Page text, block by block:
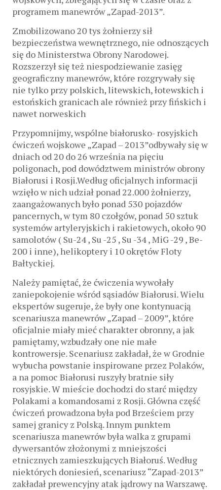
programem manewrów „Zapad-2013”.
Zmobilizowano 20 tys żołnierzy sił
bezpieczeństwa wewnętrznego, nie odnoszących
się do Ministerstwa Obrony Narodowej.
Rozszerzył się też niespodziewanie zasięg
geograficzny manewrów, które rozgrywały się
nie tylko przy polskich, litewskich, łotewskich i
estońskich granicach ale również przy fińskich i
nawet norweskich
Przypomnijmy, wspólne białorusko- rosyjskich
ćwiczeń wojskowe „Zapad – 2013”odbywały się w
dniach od 20 do 26 września na pięciu
poligonach, pod dowództwem ministrów obrony
Białorusi i Rosji.Według oficjalnych informacji
wzięło w nich udział ponad 22.000 żołnierzy,
zaangażowanych było ponad 530 pojazdów
pancernych, w tym 80 czołgów, ponad 50 sztuk
systemów artyleryjskich i rakietowych, około 90
samolotów ( Su-24 , Su -25 , Su -34 , MiG -29 , Be-
200 i inne), helikoptery i 10 okrętów Floty
Bałtyckiej.
Należy pamiętać, że ćwiczenia wywołały
zaniepokojenie wśród sąsiadów Białorusi. Wielu
ekspertów sugeruje, że były one kontynuacją
scenariusza manewrów „Zapad – 2009”, które
oficjalnie miały mieć charakter obronny, a jak
pamiętamy, wzbudzały one nie małe
kontrowersje. Scenariusz zakładał, że w Grodnie
wybucha powstanie inspirowane przez Polaków,
a na pomoc Białorusi ruszyły bratnie siły
rosyjskie. W mieście dochodzi do starć między
Polakami a komandosami z Rosji. Główna część
ćwiczeń prowadzona była pod Brześciem przy
samej granicy z Polską. Innym punktem
scenariusza manewrów była walka z grupami
dywersantów złożonymi z mniejszości
etnicznych zamieszkujących Białoruś. Według
niektórych doniesień, scenariusz “Zapad-2013”
zakładał prewencyjny atak jądrowy na Warszawę.